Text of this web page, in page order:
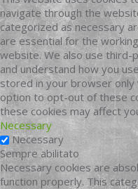
navigate through the
categorized as necessary
are essential for the
website. We also use third-
and understand how you
stored in your browser only
option to opt-out of these
these cookies may affect
Necessary
Necessary
Sempre abilitato
Necessary cookies are
function properly. This